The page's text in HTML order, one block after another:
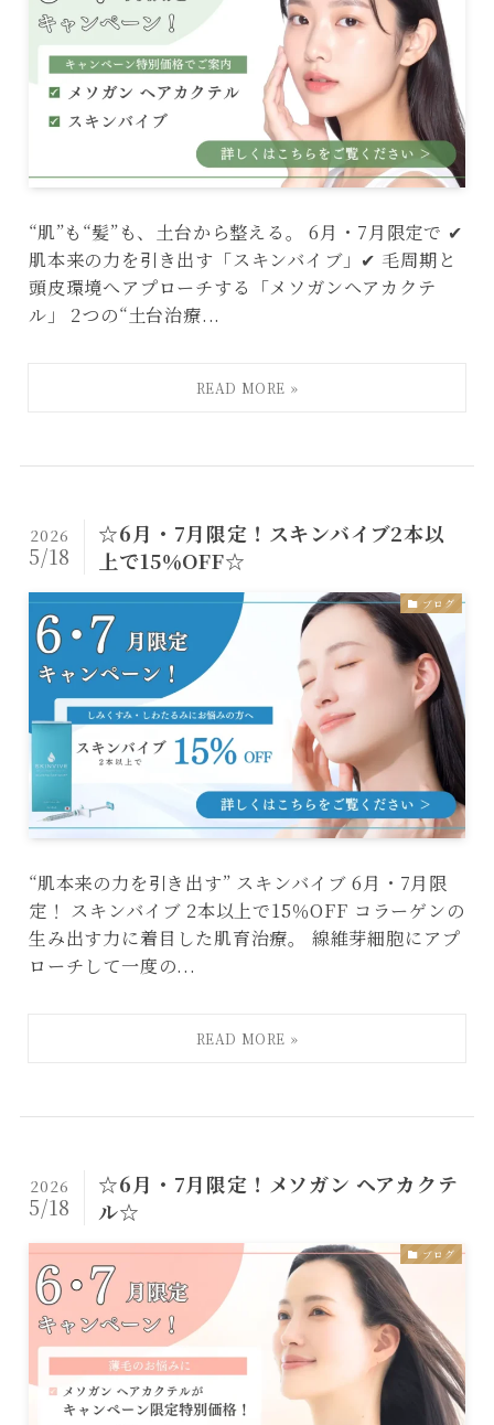
“肌”も“髪”も、土台から整える。 6月・7月限定で ✔
肌本来の力を引き出す「スキンバイブ」✔ 毛周期と
頭皮環境へアプローチする「メソガンヘアカクテ
ル」 2つの“土台治療...
☆6月・7月限定！スキンバイブ2本以
上で15％OFF☆
2026
5/18
ブログ
“肌本来の力を引き出す” スキンバイブ 6月・7月限
定！ スキンバイブ 2本以上で15％OFF コラーゲンの
生み出す力に着目した肌育治療。 線維芽細胞にアプ
ローチして一度の...
☆6月・7月限定！メソガン ヘアカクテ
ル☆
2026
5/18
ブログ